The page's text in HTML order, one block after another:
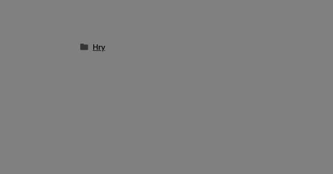
Hry